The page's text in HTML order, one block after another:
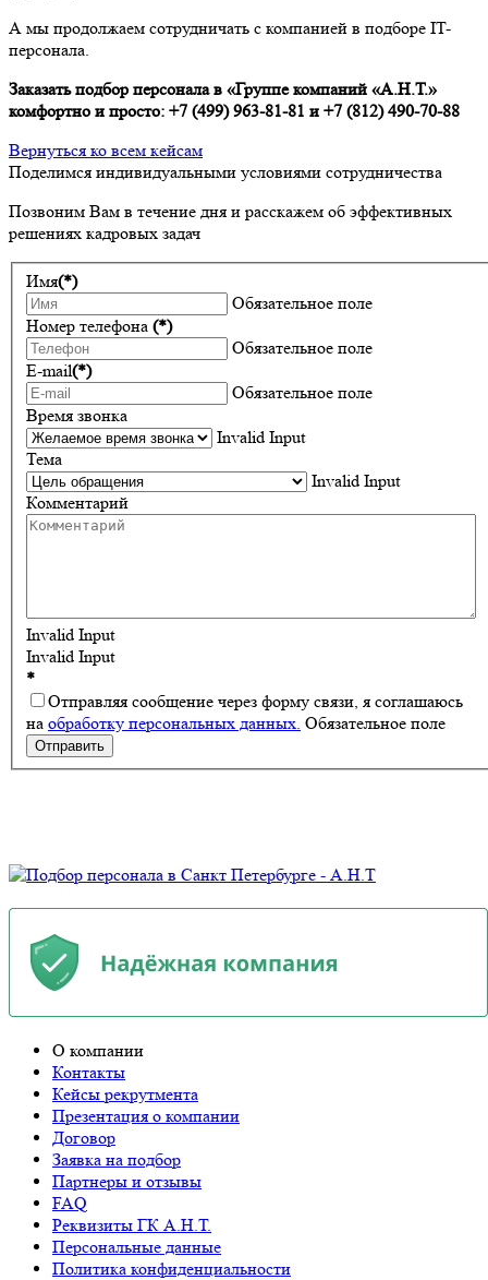
А мы продолжаем сотрудничать с компанией в подборе IT-
персонала.
Заказать подбор персонала в «Группе компаний «А.Н.Т.»
комфортно и просто: +7 (499) 963-81-81 и +7 (812) 490-70-88
Вернуться ко всем кейсам
Поделимся индивидуальными условиями сотрудничества
Позвоним Вам в течение дня и расскажем об эффективных
решениях кадровых задач
Имя(*)
Обязательное поле
Номер телефона (*)
Обязательное поле
E-mail(*)
Обязательное поле
Время звонка
Invalid Input
Тема
Invalid Input
Комментарий
Invalid Input
Invalid Input
*
Отправляя сообщение через форму связи, я соглашаюсь
на обработку персональных данных. Обязательное поле
Отправить
О компании
Контакты
Кейсы рекрутмента
Презентация о компании
Договор
Заявка на подбор
Партнеры и отзывы
FAQ
Реквизиты ГК А.Н.Т.
Персональные данные
Политика конфиденциальности